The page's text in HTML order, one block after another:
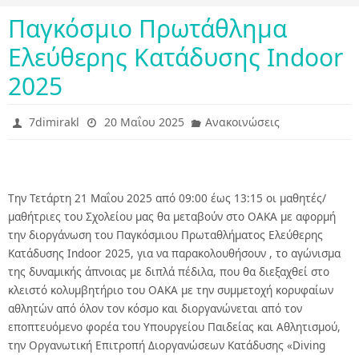
Παγκόσμιο Πρωτάθλημα
Ελεύθερης Κατάδυσης Indoor
2025
7dimirakl 20 Μαΐου 2025 Ανακοινώσεις
Tην Τετάρτη 21 Μαΐου 2025 από 09:00 έως 13:15 οι μαθητές/
μαθήτριες του Σχολείου μας θα μεταβούν στο ΟΑΚΑ με αφορμή
την διοργάνωση του Παγκόσμιου Πρωταθλήματος Ελεύθερης
Κατάδυσης Indoor 2025, για να παρακολουθήσουν , το αγώνισμα
της δυναμικής άπνοιας με διπλά πέδιλα, που θα διεξαχθεί στο
κλειστό κολυμβητήριο του ΟΑΚΑ με την συμμετοχή κορυφαίων
αθλητών από όλον τον κόσμο και διοργανώνεται από τον
εποπτευόμενο φορέα του Υπουργείου Παιδείας και Αθλητισμού,
την Οργανωτική Επιτροπή Διοργανώσεων Κατάδυσης «Diving